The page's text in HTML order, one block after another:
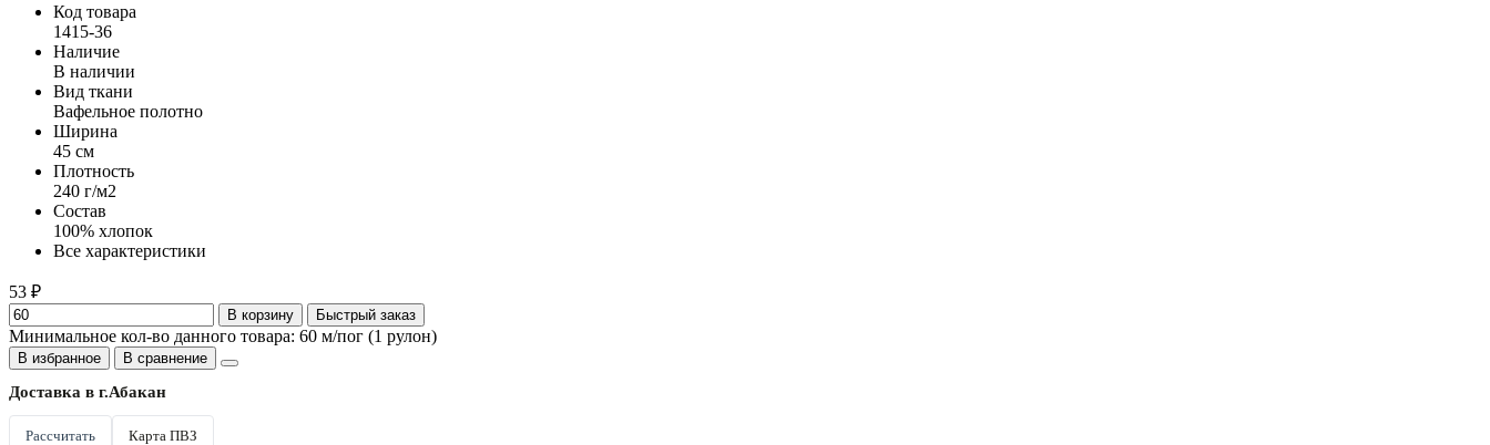
Код товара
1415-36
Наличие
В наличии
Вид ткани
Вафельное полотно
Ширина
45 см
Плотность
240 г/м2
Состав
100% хлопок
Все характеристики
53 ₽
В корзину Быстрый заказ
Минимальное кол-во данного товара: 60 м/пог (1 рулон)
В избранное В сравнение
Доставка в г.Абакан
Рассчитать Карта ПВЗ